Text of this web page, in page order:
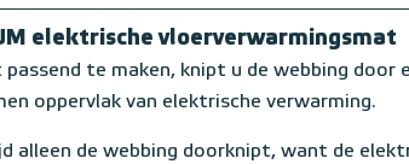
elektrische vloerverwarmingsmat
te maken, knipt u de webbing door
oppervlak van elektrische verwarming.
alleen de webbing doorknipt, want de